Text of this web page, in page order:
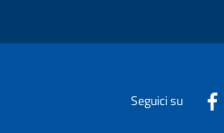
Seguici su